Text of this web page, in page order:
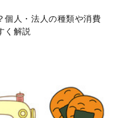
個人・法人の種類や消費
く解説